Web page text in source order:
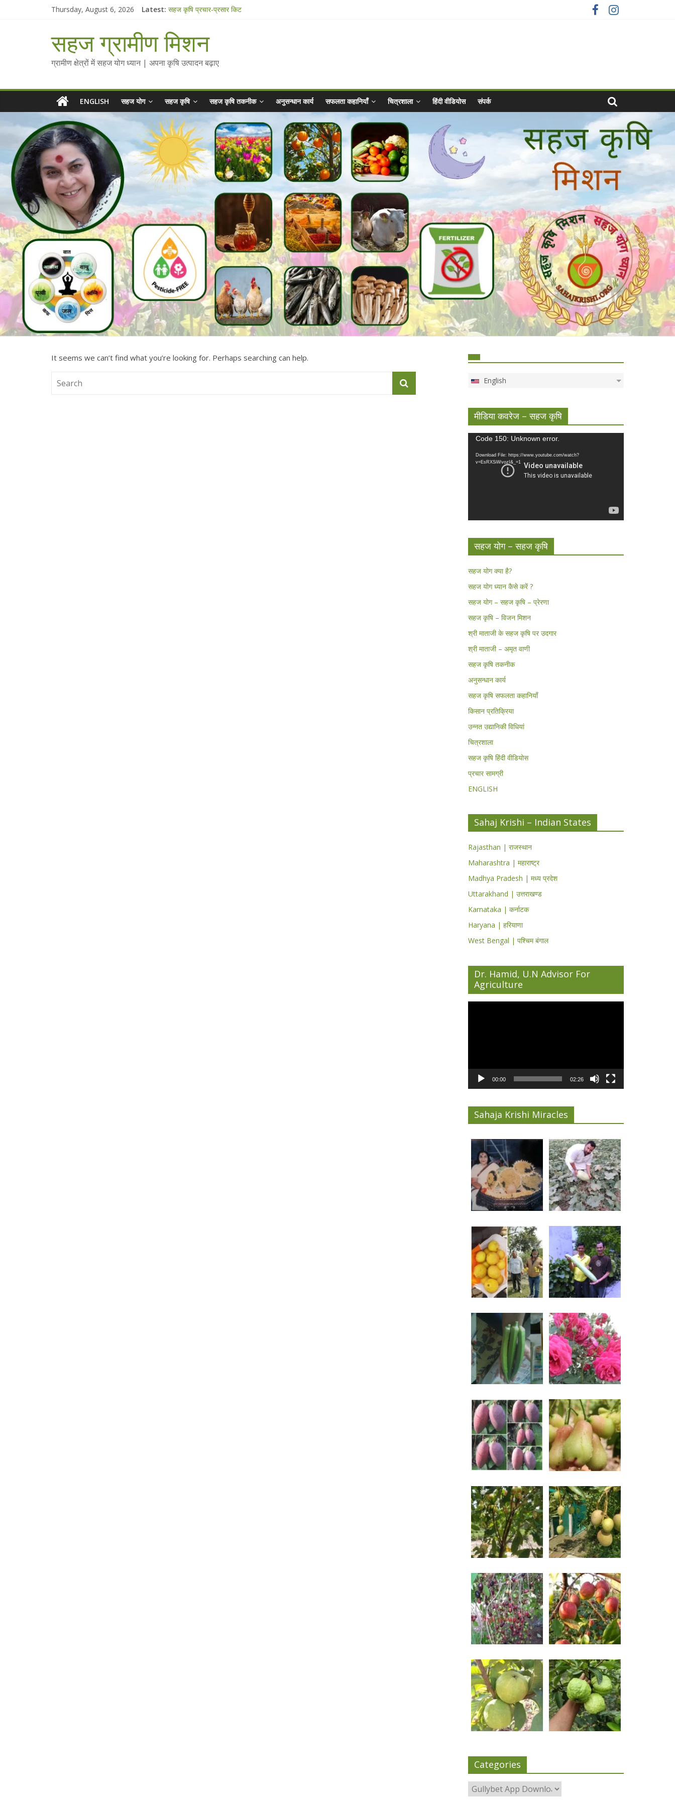
Thursday, August 6, 2026 Latest: सहज कृषि प्रचार-प्रसार किट
Standee Designs @ 2025 for Sahaj Krishi Promotions
Chalo Gaon Ki Or Abhiyaan - 2025-26
Collected Talks on Vibrated Water
सहज ग्रामीण मिशन
ग्रामीण क्षेत्रों में सहज योग ध्यान | अपना कृषि उत्पादन बढ़ाए
ENGLISH सहज योग सहज कृषि सहज कृषि तकनीक अनुसन्धान कार्य सफलता कहानियाँ चित्रशाला हिंदी वीडियोस संपर्क
It seems we can’t find what you’re looking for. Perhaps searching can help.
English
मीडिया कवरेज – सहज कृषि
Video
Code 150: Unknown error.
Download File: https://www.youtube.com/watch?
v=EsRXSiWvozI&_=1
सहज योग – सहज कृषि
सहज योग क्या है?
सहज योग ध्यान कैसे करें ?
सहज योग – सहज कृषि – प्रेरणा
सहज कृषि – विजन मिशन
श्री माताजी के सहज कृषि पर उदगार
श्री माताजी – अमृत वाणी
सहज कृषि तकनीक
अनुसन्धान कार्य
सहज कृषि सफलता कहानियाँ
किसान प्रतिक्रिया
उन्नत उद्यानिकी विधियां
चित्रशाला
सहज कृषि हिंदी वीडियोस
प्रचार सामग्री
ENGLISH
Sahaj Krishi – Indian States
Rajasthan | राजस्थान
Maharashtra | महाराष्ट्र
Madhya Pradesh | मध्य प्रदेश
Uttarakhand | उत्तराखण्ड
Karnataka | कर्नाटक
Haryana | हरियाणा
West Bengal | पश्चिम बंगाल
Dr. Hamid, U.N Advisor For
Agriculture
00:00 02:26
Sahaja Krishi Miracles
Categories
Categories